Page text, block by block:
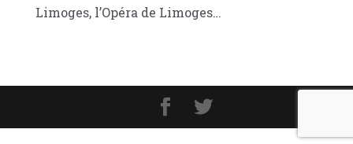
Limoges, l’Opéra de Limoges…